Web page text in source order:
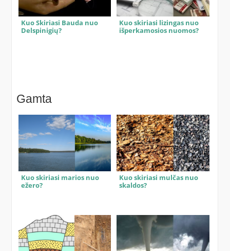
Kuo Skiriasi Bauda nuo
Delspinigių?
Kuo skiriasi lizingas nuo
išperkamosios nuomos?
Gamta
Kuo skiriasi marios nuo
ežero?
Kuo skiriasi mulčas nuo
skaldos?